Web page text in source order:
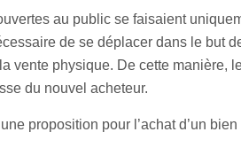
au public se faisaient
de se déplacer dans le but
vente physique. De cette
du nouvel acheteur.
proposition pour l’achat d’un